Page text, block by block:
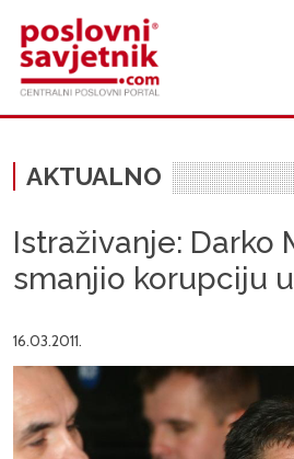
AKTUALNO
Istraživanje: Darko
smanjio korupciju
16.03.2011.